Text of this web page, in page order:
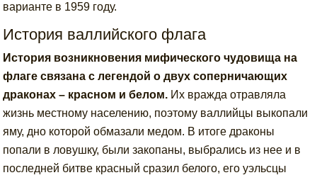
варианте в 1959 году.
История валлийского флага
История возникновения мифического чудовища на
флаге связана с легендой о двух соперничающих
драконах – красном и белом. Их вражда отравляла
жизнь местному населению, поэтому валлийцы выкопали
яму, дно которой обмазали медом. В итоге драконы
попали в ловушку, были закопаны, выбрались из нее и в
последней битве красный сразил белого, его уэльсцы